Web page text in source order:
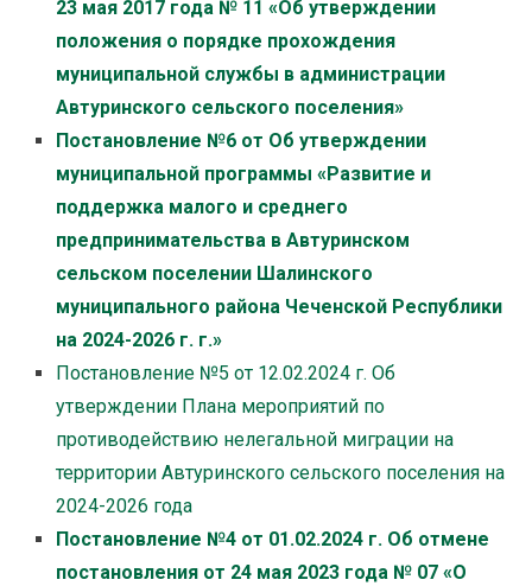
23 мая 2017 года № 11 «Об утверждении
положения о порядке прохождения
муниципальной службы в администрации
Автуринского сельского поселения»
Постановление №6 от Об утверждении
муниципальной программы «Развитие и
поддержка малого и среднего
предпринимательства в Автуринском
сельском поселении Шалинского
муниципального района Чеченской Республики
на 2024-2026 г. г.»
Постановление №5 от 12.02.2024 г. Об
утверждении Плана мероприятий по
противодействию нелегальной миграции на
территории Автуринского сельского поселения на
2024-2026 года
Постановление №4 от 01.02.2024 г. Об отмене
постановления от 24 мая 2023 года № 07 «О